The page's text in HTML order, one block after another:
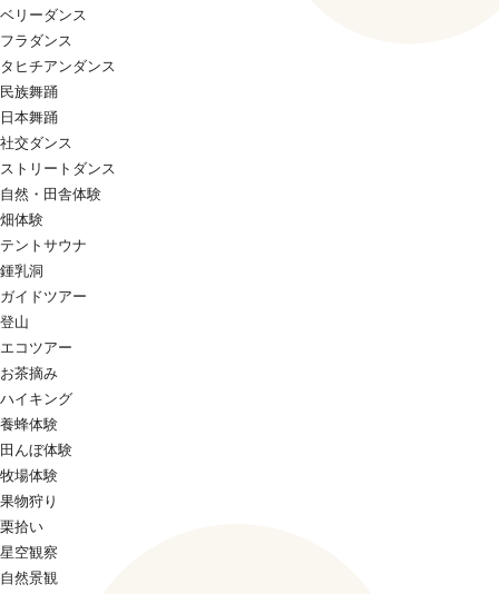
ベリーダンス
フラダンス
タヒチアンダンス
民族舞踊
日本舞踊
社交ダンス
ストリートダンス
自然・田舎体験
畑体験
テントサウナ
鍾乳洞
ガイドツアー
登山
エコツアー
お茶摘み
ハイキング
養蜂体験
田んぼ体験
牧場体験
果物狩り
栗拾い
星空観察
自然景観